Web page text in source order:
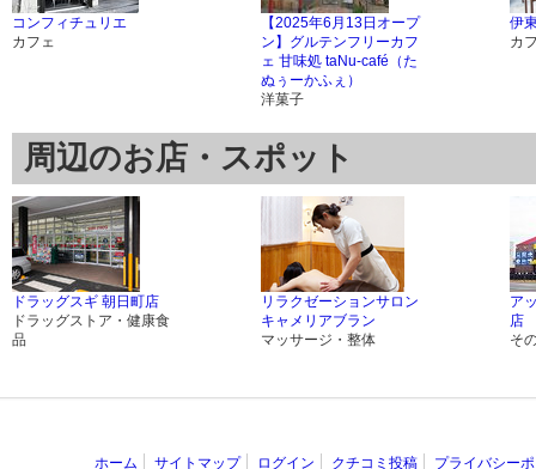
コンフィチュリエ
カフェ
【2025年6月13日オープ
ン】グルテンフリーカフ
ェ 甘味処 taNu-café（た
ぬぅーかふぇ）
洋菓子
伊
カ
周辺のお店・スポット
ドラッグスギ 朝日町店
ドラッグストア・健康食
品
リラクゼーションサロン
キャメリアブラン
マッサージ・整体
ア
店
そ
ホーム サイトマップ ログイン クチコミ投稿
プライバシー